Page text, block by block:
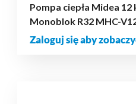
Pompa ciepła Midea
Monoblok R32 MHC-
Zaloguj się aby